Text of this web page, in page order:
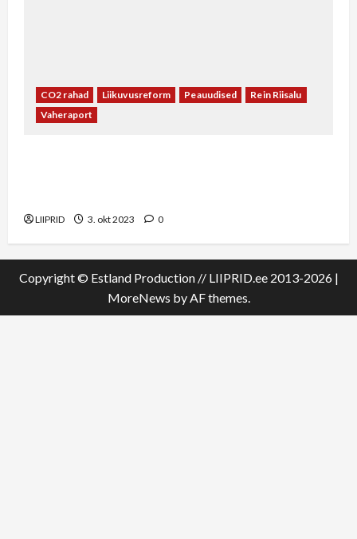
CO2 rahad Liikuvusreform Peauudised
Rein Riisalu
Vaheraport
LIIPRID 3. okt 2023 0
Copyright © Estland Production // LIIPRID.ee 2013-2026 |
MoreNews by AF themes.